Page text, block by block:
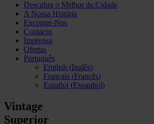
Descubra o Melhor da Cidade
A Nossa História
Encontre-Nos
Contacto
Imprensa
Ofertas
Português
English (Inglês)
Français (Francês)
Español (Espanhol)
Vintage
Superior